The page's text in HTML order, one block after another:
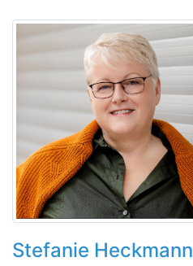
Stefanie Heckmann